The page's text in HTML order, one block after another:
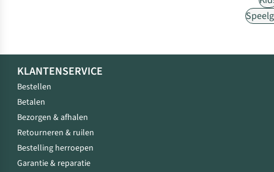
KLANTENSERVICE
Bestellen
Betalen
Bezorgen & afhalen
Retourneren & ruilen
Bestelling herroepen
Garantie & reparatie